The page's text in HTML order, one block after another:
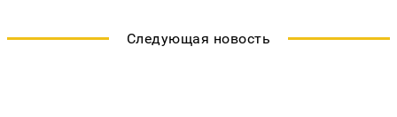
Следующая новость